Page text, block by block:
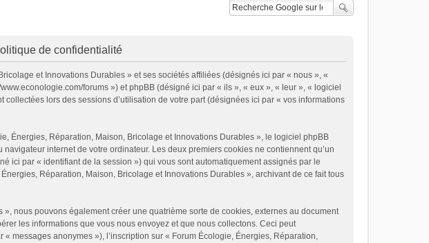
de confidentialité
et Innovations Durables » et ses sociétés affiliées (désignés ici par « nous », «
forums ») et phpBB (désigné ici par « ils », « eux », « leur », « logiciel
lors des sessions d’utilisation de votre part (désignées ici par « vos informations
Énergies, Réparation, Maison, Bricolage et Innovations Durables », le logiciel phpBB
internet de votre ordinateur. Les deux premiers cookies ne contiennent qu’un
ici par « identifiant de la session ») qui vous sont automatiquement assignés par le
Réparation, Maison, Bricolage et Innovations Durables », archivant de ce fait tous
nous pouvons également créer une quatrième sorte de cookies, externes au document
les informations que vous nous envoyez et que nous collectons. Ceci peut
messages anonymes »), l’inscription sur « Forum Écologie, Énergies, Réparation,